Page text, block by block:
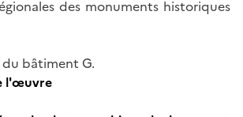
des monuments historiques
du bâtiment G.
l'œuvre